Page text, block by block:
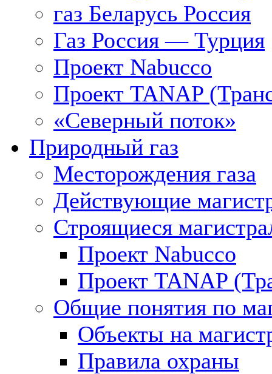
газ Беларусь Россия
Газ Россия — Турция
Проект Nabucco
Проект TANAP
«Северный поток»
Природный газ
Месторождения газа
Действующие
Строящиеся
Проект Nabucco
Проект TANAP
Общие понятия по
Объекты на
Правила охраны